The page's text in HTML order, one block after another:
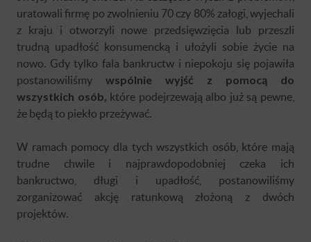
uratowali firmę po zwolnieniu 70 czy 80% załogi, wyjechali
z kraju i otworzyli nowe przedsięwzięcia lub przeszli
trudną upadłość konsumencką i ułożyli sobie życie na
nowo. Gdy tylko fala bankructw i niepokoju się pojawiła
postanowiliśmy wspólnie wyjść z pomocą do
wszystkich osób, które podejrzewają albo już są pewne,
że będą to piekło przeżywać.
W ramach pomocy dla tych wszystkich osób, które mają
trudne chwile i najprawdopodobniej czeka ich
bankructwo, długi i upadłość, postanowiliśmy
zorganizować akcję ratunkową złożoną z dwóch
projektów.